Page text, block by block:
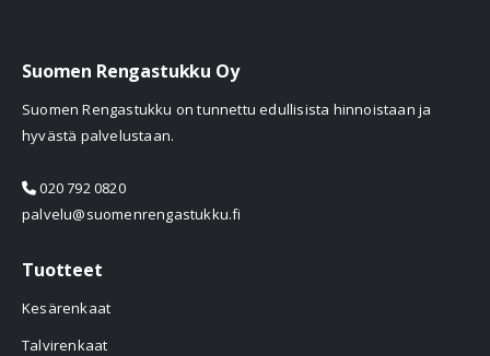
Suomen Rengastukku Oy
Suomen Rengastukku on tunnettu edullisista hinnoistaan ja
hyvästä palvelustaan.
020 792 0820
palvelu@suomenrengastukku.fi
Tuotteet
Kesärenkaat
Talvirenkaat